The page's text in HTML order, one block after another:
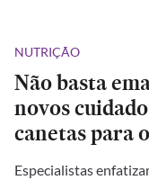
NUTRIÇÃO
Não basta
novos
canetas para
Especialistas